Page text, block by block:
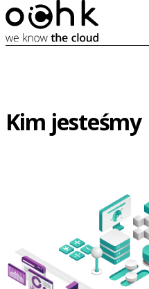
Kim jesteśmy